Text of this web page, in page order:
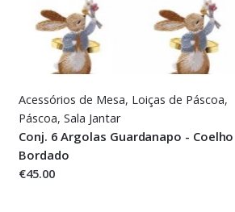
Acessórios de Mesa, Loiças de Páscoa,
Páscoa, Sala Jantar
Conj. 6 Argolas Guardanapo - Coelho
Bordado
€45.00